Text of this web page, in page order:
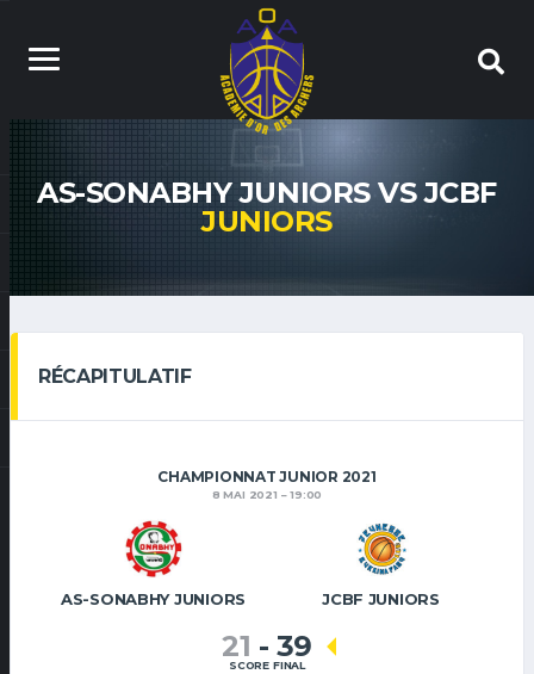
AS-SONABHY JUNIORS VS JCBF
JUNIORS
RÉCAPITULATIF
CHAMPIONNAT JUNIOR 2021
8 MAI 2021 19:00
AS-SONABHY JUNIORS JCBF JUNIORS
21 - 39
SCORE FINAL